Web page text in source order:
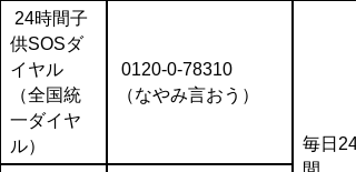
24時間子
供SOSダ
イヤル
（全国統
一ダイヤ
ル）
0120-0-78310
（なやみ言おう）
毎日24